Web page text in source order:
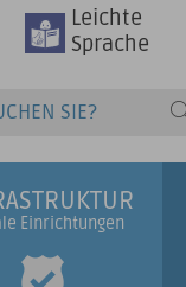
Leichte
Sprache
Einrichtungen